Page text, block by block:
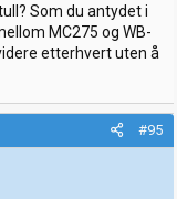
Som du antydet i
MC275 og WB-
etterhvert uten å
#95